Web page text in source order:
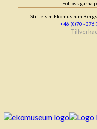
Följ oss gärna
Stiftelsen Ekomuseum
+46 (0)70 - 376